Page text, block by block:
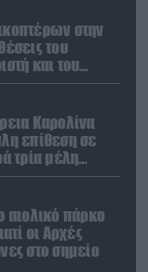
στην
του
και του
από το δεύτερο
Καρολίνα
επίθεση σε
τρία μέλη
οι τραυματίες
αιολικό πάρκο
οι Αρχές
στο σημείο